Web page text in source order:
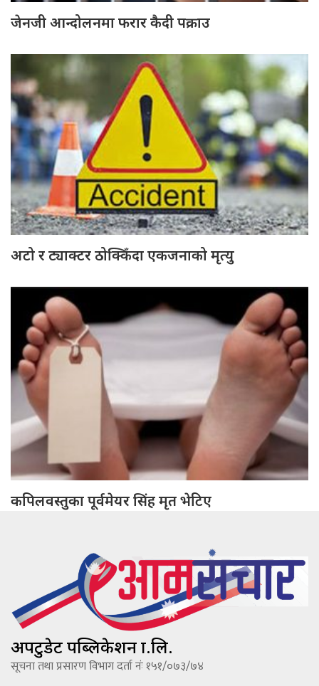
जेनजी आन्दोलनमा फरार कैदी पक्राउ
अटो र ट्याक्टर ठोक्किँदा एकजनाको मृत्यु
कपिलवस्तुका पूर्वमेयर सिंह मृत भेटिए
अपटुडेट पब्लिकेशन प्रा.लि.
सूचना तथा प्रसारण विभाग दर्ता नंः १५१/०७३/७४